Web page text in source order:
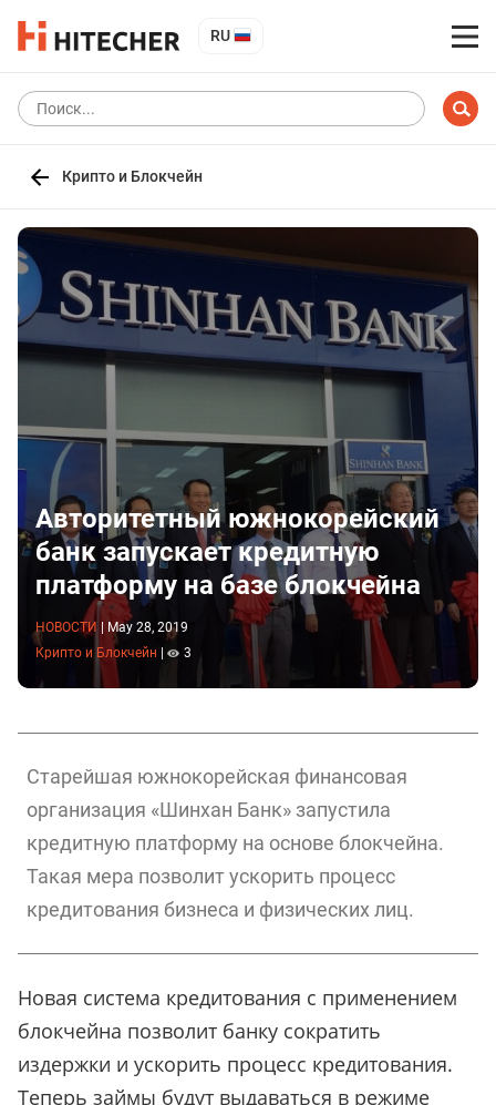
RU
Крипто и Блокчейн
Авторитетный южнокорейский
банк запускает кредитную
платформу на базе блокчейна
НОВОСТИ
May 28, 2019
Крипто и Блокчейн
3
Старейшая южнокорейская финансовая
организация «Шинхан Банк» запустила
кредитную платформу на основе блокчейна.
Такая мера позволит ускорить процесс
кредитования бизнеса и физических лиц.
Новая система кредитования с применением
блокчейна позволит банку сократить
издержки и ускорить процесс кредитования.
Теперь займы будут выдаваться в режиме